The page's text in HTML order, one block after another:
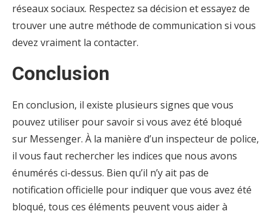
réseaux sociaux. Respectez sa décision et essayez de
trouver une autre méthode de communication si vous
devez vraiment la contacter.
Conclusion
En conclusion, il existe plusieurs signes que vous
pouvez utiliser pour savoir si vous avez été bloqué
sur Messenger. À la manière d’un inspecteur de police,
il vous faut rechercher les indices que nous avons
énumérés ci-dessus. Bien qu’il n’y ait pas de
notification officielle pour indiquer que vous avez été
bloqué, tous ces éléments peuvent vous aider à